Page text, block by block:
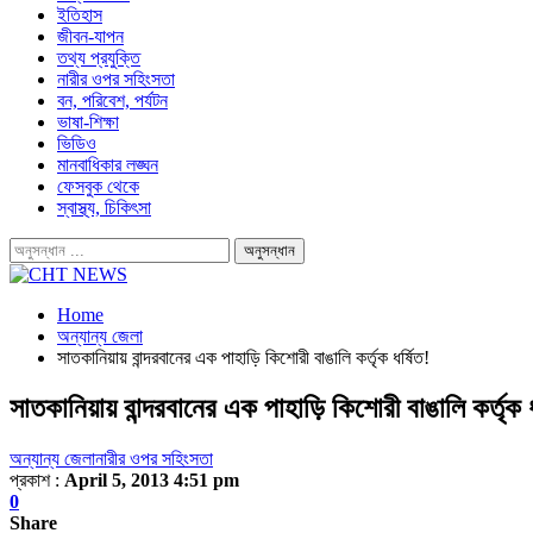
ইতিহাস
জীবন-যাপন
তথ্য প্রযুক্তি
নারীর ওপর সহিংসতা
বন, পরিবেশ, পর্যটন
ভাষা-শিক্ষা
ভিডিও
মানবাধিকার লঙ্ঘন
ফেসবুক থেকে
স্বাস্থ্য, চিকিৎসা
Home
অন্যান্য জেলা
সাতকানিয়ায় বান্দরবানের এক পাহাড়ি কিশোরী বাঙালি কর্তৃক ধর্ষিত!
সাতকানিয়ায় বান্দরবানের এক পাহাড়ি কিশোরী বাঙালি কর্তৃক
অন্যান্য জেলানারীর ওপর সহিংসতা
প্রকাশ : April 5, 2013 4:51 pm
0
Share